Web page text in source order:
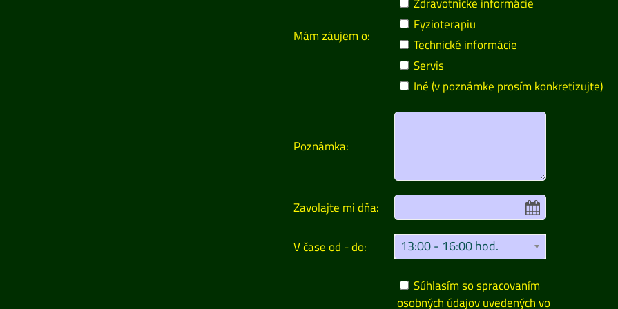
Mám záujem o:
Fyzioterapiu
Technické informácie
Servis
Iné (v poznámke prosím konkretizujte)
Poznámka:
Zavolajte mi dňa:
V čase od - do: 13:00 - 16:00 hod.
Súhlasím so spracovaním
osobných údajov uvedených vo